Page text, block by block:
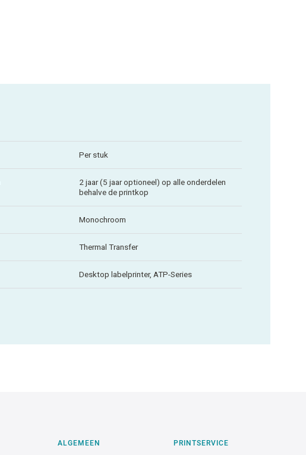
Per stuk
2 jaar (5 jaar optioneel) op alle onderdelen
behalve de printkop
Monochroom
Thermal Transfer
Desktop labelprinter, ATP-Series
ALGEMEEN PRINTSERVICE